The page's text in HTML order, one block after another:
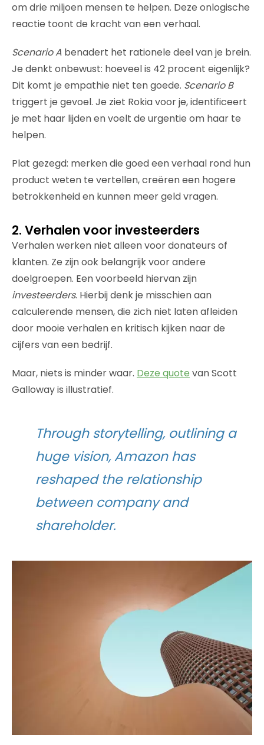
om drie miljoen mensen te helpen. Deze onlogische
reactie toont de kracht van een verhaal.
Scenario A benadert het rationele deel van je brein.
Je denkt onbewust: hoeveel is 42 procent eigenlijk?
Dit komt je empathie niet ten goede. Scenario B
triggert je gevoel. Je ziet Rokia voor je, identificeert
je met haar lijden en voelt de urgentie om haar te
helpen.
Plat gezegd: merken die goed een verhaal rond hun
product weten te vertellen, creëren een hogere
betrokkenheid en kunnen meer geld vragen.
2. Verhalen voor investeerders
Verhalen werken niet alleen voor donateurs of
klanten. Ze zijn ook belangrijk voor andere
doelgroepen. Een voorbeeld hiervan zijn
investeerders. Hierbij denk je misschien aan
calculerende mensen, die zich niet laten afleiden
door mooie verhalen en kritisch kijken naar de
cijfers van een bedrijf.
Maar, niets is minder waar. Deze quote van Scott
Galloway is illustratief.
Through storytelling, outlining a
huge vision, Amazon has
reshaped the relationship
between company and
shareholder.